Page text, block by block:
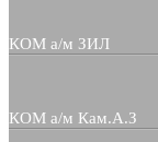
КОМ а/м ЗИЛ
КОМ а/м Кам.А.З